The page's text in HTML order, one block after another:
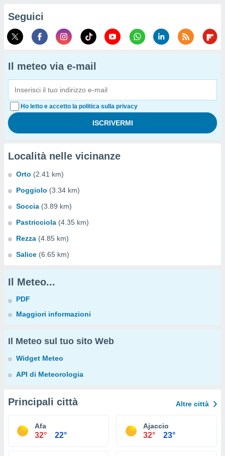
Seguici
Il meteo via e-mail
Ho letto e accetto la politica sulla privacy
Località nelle vicinanze
Orto (2.41 km)
Poggiolo (3.34 km)
Soccia (3.89 km)
Pastricciola (4.35 km)
Rezza (4.85 km)
Salice (6.65 km)
Il Meteo...
PDF
Maggiori informazioni
Il Meteo sul tuo sito Web
Widget Meteo
API di Meteorologia
Principali città Altre città
Afa
32° 22°
Ajaccio
32° 23°